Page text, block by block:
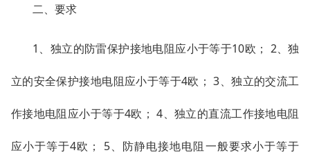
二、要求
1、独立的防雷保护接地电阻应小于等于10欧； 2、独
立的安全保护接地电阻应小于等于4欧； 3、独立的交流工
作接地电阻应小于等于4欧； 4、独立的直流工作接地电阻
应小于等于4欧； 5、防静电接地电阻一般要求小于等于